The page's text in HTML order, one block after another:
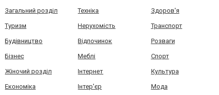
Загальний розділ Техніка Здоров'я
Туризм Нерухомість Транспорт
Будівництво Відпочинок Розваги
Бізнес Меблі Спорт
Жіночий розділ Інтернет Культура
Економіка Інтер'єр Мода